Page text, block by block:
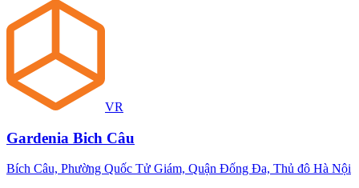
VR
Gardenia Bich Câu
Bích Câu, Phường Quốc Tử Giám, Quận Đống Đa, Thủ đô Hà Nội